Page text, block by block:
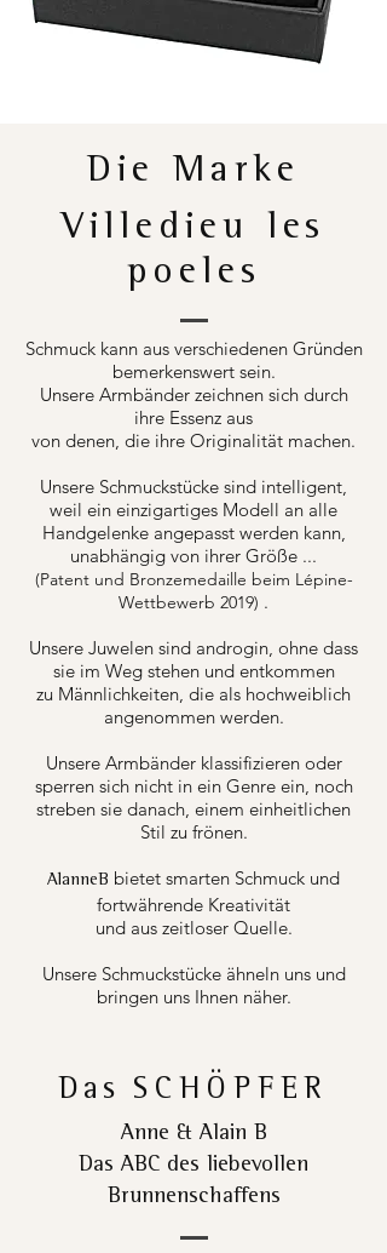
Die Marke
Villedieu les
poeles
Schmuck kann aus verschiedenen Gründen
bemerkenswert sein.
Unsere Armbänder zeichnen sich durch
ihre Essenz aus
von denen, die ihre Originalität machen.
Unsere Schmuckstücke sind intelligent,
weil ein einzigartiges Modell an alle
Handgelenke angepasst werden kann,
unabhängig von ihrer Größe ...
(Patent und Bronzemedaille beim Lépine-
Wettbewerb 2019) .
Unsere Juwelen sind androgin, ohne dass
sie im Weg stehen und entkommen
zu Männlichkeiten, die als hochweiblich
angenommen werden.
Unsere Armbänder klassifizieren oder
sperren sich nicht in ein Genre ein, noch
streben sie danach, einem einheitlichen
Stil zu frönen.
AlanneB bietet smarten Schmuck und
fortwährende Kreativität
und aus zeitloser Quelle.
Unsere Schmuckstücke ähneln uns und
bringen uns Ihnen näher.
Das SCHÖPFER
Anne & Alain B
Das ABC des liebevollen
Brunnenschaffens